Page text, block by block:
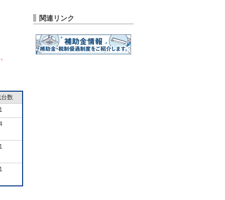
数
1
1
1
関連リンク